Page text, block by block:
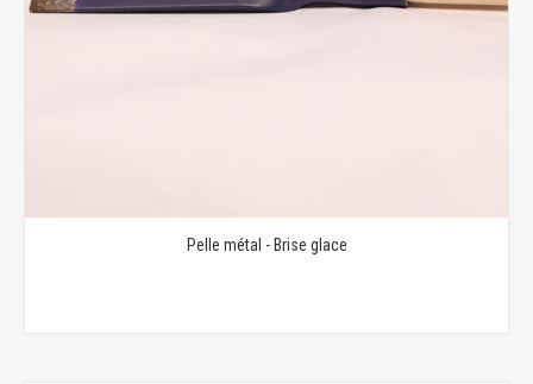
Pelle métal - Brise glace